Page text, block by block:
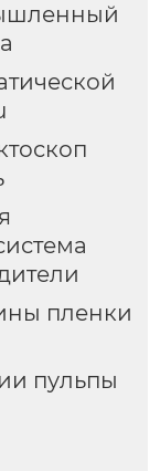
пленки
пульпы